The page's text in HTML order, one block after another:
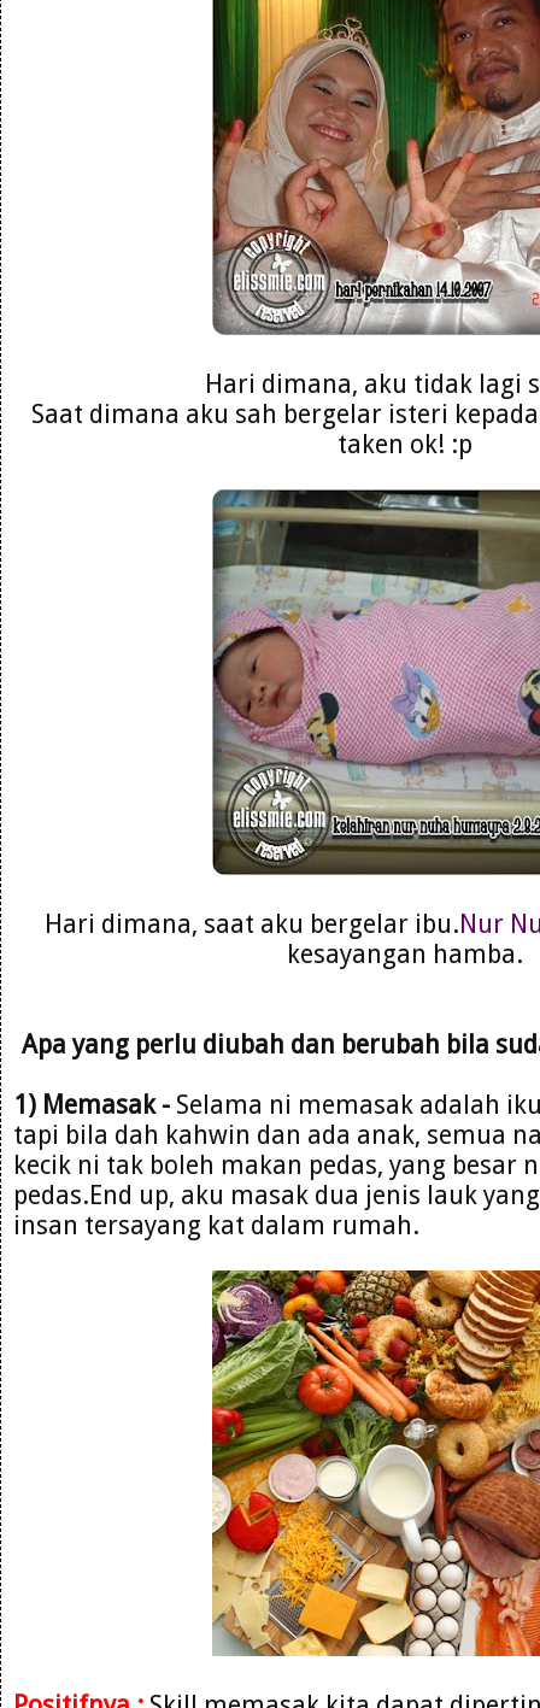
Hari dimana, aku tidak lagi
Saat dimana aku sah bergelar isteri
taken ok! :p
Hari dimana, saat aku bergelar ibu.Nur
kesayangan hamba.
Apa yang perlu diubah dan berubah bila
1) Memasak - Selama ni memasak adalah
tapi bila dah kahwin dan ada anak, semua
kecik ni tak boleh makan pedas, yang besar
pedas.End up, aku masak dua jenis lauk
insan tersayang kat dalam rumah.